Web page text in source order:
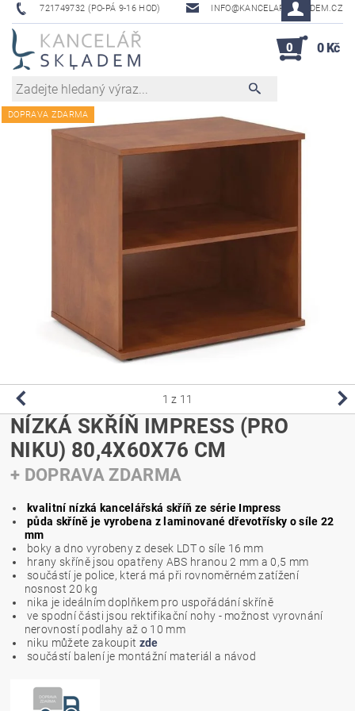
721749732 (PO-PÁ 9-16 HOD) INFO@KANCELAR-SKLADEM.CZ
0 0 Kč
DOPRAVA ZDARMA
1 z 11
NÍZKÁ SKŘÍŇ IMPRESS (PRO
NIKU) 80,4X60X76 CM
+ DOPRAVA ZDARMA
kvalitní nízká kancelářská skříň ze série Impress
půda skříně je vyrobena z laminované dřevotřísky o síle 22
mm
boky a dno vyrobeny z desek LDT o síle 16 mm
hrany skříně jsou opatřeny ABS hranou 2 mm a 0,5 mm
součástí je police, která má při rovnoměrném zatížení
nosnost 20 kg
nika je ideálním doplňkem pro uspořádání skříně
ve spodní části jsou rektifikační nohy - možnost vyrovnání
nerovností podlahy až o 10 mm
niku můžete zakoupit zde
součástí balení je montážní materiál a návod